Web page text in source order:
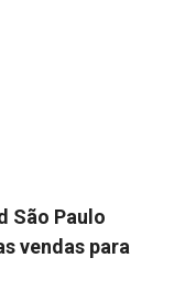
São Paulo
vendas para